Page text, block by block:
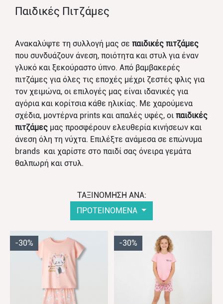
Παιδικές Πιτζάμες
Ανακαλύψτε τη συλλογή μας σε παιδικές πιτζάμες
που συνδυάζουν άνεση, ποιότητα και στυλ για έναν
γλυκό και ξεκούραστο ύπνο. Από βαμβακερές
πιτζάμες για όλες τις εποχές μέχρι ζεστές φλις για
τον χειμώνα, οι επιλογές μας είναι ιδανικές για
αγόρια και κορίτσια κάθε ηλικίας. Με χαρούμενα
σχέδια, μοντέρνα prints και απαλές υφές, οι παιδικές
πιτζάμες μας προσφέρουν ελευθερία κινήσεων και
άνεση όλη τη νύχτα. Επιλέξτε ανάμεσα σε επώνυμα
brands και χαρίστε στο παιδί σας όνειρα γεμάτα
θαλπωρή και στυλ.
ΤΑΞΙΝΟΜΗΣΗ ΑΝΑ:
ΠΡΟΤΕΙΝΟΜΕΝΑ
-30% -30%